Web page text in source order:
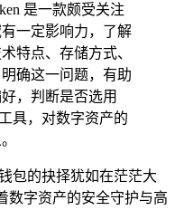
是一款颇受关注
一定影响力，了解
特点、存储方式、
确这一问题，有助
，判断是否选用
具，对数字资产的
包的抉择犹如在茫茫大
数字资产的安全守护与高